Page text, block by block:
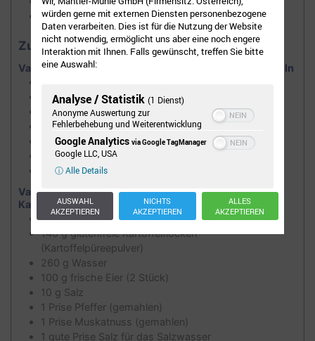
Großer Kochtopf
Zutaten
Variante 1: Glutenfreie Gnocchis mit frischen Kartoffeln
400 g mehlig gekochte Kartoffeln
100 g frische Eier (2 Stück)
g Salz
Prise Pfeffer (gemahlen)
Prise Muskatnuss (gemahlen)
gute Prise Salz für das Salzwasser
Variante 2: Glutenfreie Gnocchis mit glutenfreien
Kartoffelpüree
100 g Mantler glutenfreies Mehl hell
140 g glutenfreie Kartoffelflocken
(Kartoffelpüreepulver)
260 g Wasser
100 g frische Eier (2 Stück)
10 g Salz
1 Prise Pfeffer (gemahlen)
1 Prise Muskatnuss (gemahlen)
1 gute Prise Salz für das Salzwasser
würden gerne mit externen Diensten personenbezogene
Daten verarbeiten. Dies ist für die Nutzung der Website
nicht notwendig, ermöglicht uns aber eine noch engere
Interaktion mit Ihnen. Falls gewünscht, treffen Sie bitte
eine Auswahl:
Analyse / Statistik (1 Dienst)
Anonyme Auswertung zur
Fehlerbehebung und Weiterentwicklung
Google Analytics via Google TagManager
Google LLC, USA
ⓘ Alle Details
AUSWAHL
AKZEPTIEREN
NICHTS
AKZEPTIEREN
ALLES
AKZEPTIEREN